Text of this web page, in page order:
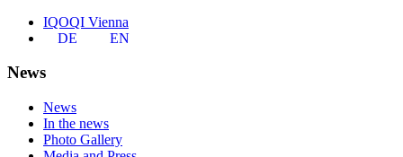
IQOQI Vienna
DE
EN
News
News
In the news
Photo Gallery